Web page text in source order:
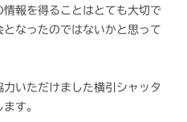
報を得ることはとても大切で
なったのではないかと思って
いただけました横引シャッタ
す。